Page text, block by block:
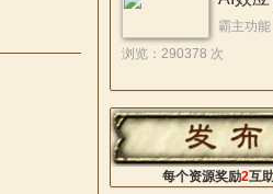
霸主功
浏览：290378 次
每个资源奖励2互